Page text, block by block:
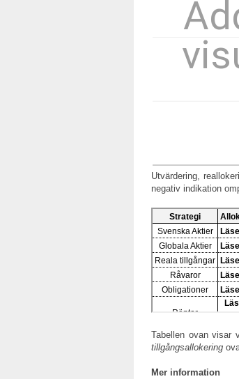
Utvärdering,
negativ indikation
Tabellen ovan visar
tillgångsallokering
Mer information